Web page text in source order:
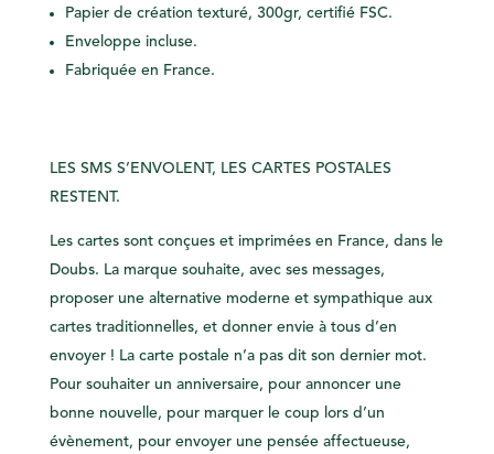
Papier de création texturé, 300gr, certifié FSC.
Enveloppe incluse.
Fabriquée en France.
LES SMS S’ENVOLENT, LES CARTES POSTALES
RESTENT.
Les cartes sont conçues et imprimées en France, dans le
Doubs. La marque souhaite, avec ses messages,
proposer une alternative moderne et sympathique aux
cartes traditionnelles, et donner envie à tous d’en
envoyer ! La carte postale n’a pas dit son dernier mot.
Pour souhaiter un anniversaire, pour annoncer une
bonne nouvelle, pour marquer le coup lors d’un
évènement, pour envoyer une pensée affectueuse,